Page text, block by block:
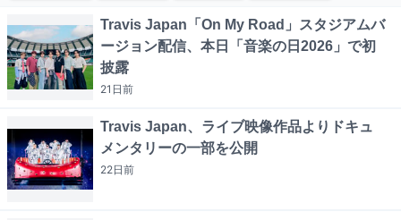
Travis Japan「On My Road」スタジアムバ
ージョン配信、本日「音楽の日2026」で初
披露
21日前
Travis Japan、ライブ映像作品よりドキュ
メンタリーの一部を公開
22日前